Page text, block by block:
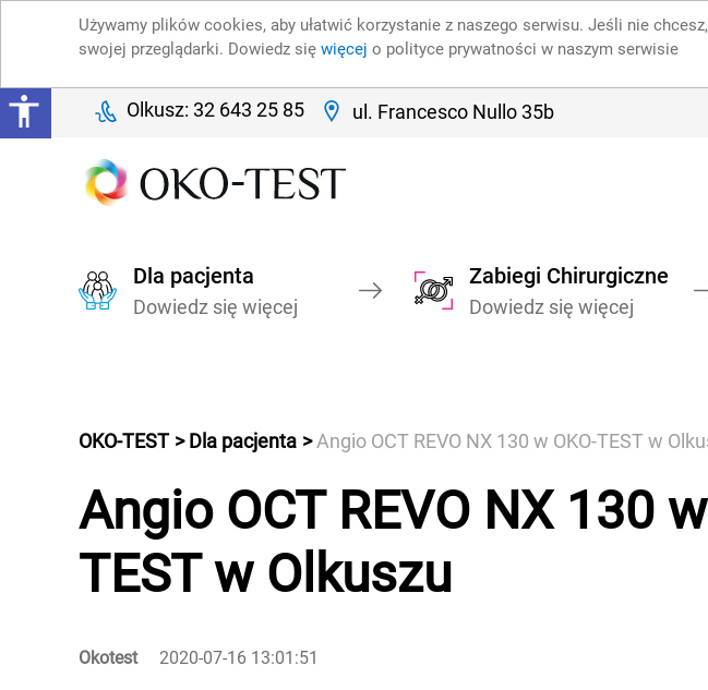
Olkusz: 32 643 25 85 ul. Francesco Nullo 35b
Dla pacjenta
Dowiedz się więcej
Zabiegi Chirurgiczne
Dowiedz się więcej
OKO-TEST Dla pacjenta Angio OCT REVO NX 130 w OKO-TEST w
Angio OCT REVO NX 130
TEST w Olkuszu
Okotest 2020-07-16 13:01:51
Używamy plików cookies, aby ułatwić korzystanie z naszego serwisu. Jeśli nie
swojej przeglądarki. Dowiedz sięwięcej o polityce prywatności w naszym serwisie